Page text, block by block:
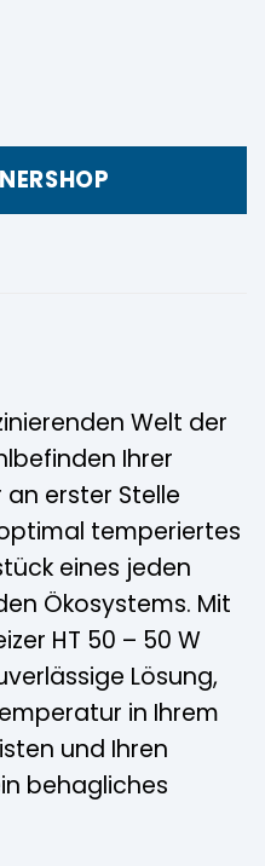
Welt der
Ihrer
erster Stelle
temperiertes
eines jeden
Ökosystems. Mit
HT 50 – 50 W
Lösung,
in Ihrem
und Ihren
behagliches